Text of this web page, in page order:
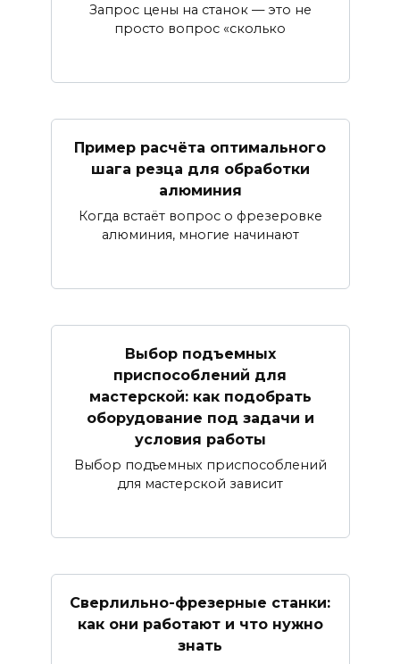
Запрос цены на станок — это не
просто вопрос «сколько
Пример расчёта оптимального
шага резца для обработки
алюминия
Когда встаёт вопрос о фрезеровке
алюминия, многие начинают
Выбор подъемных
приспособлений для
мастерской: как подобрать
оборудование под задачи и
условия работы
Выбор подъемных приспособлений
для мастерской зависит
Сверлильно-фрезерные станки:
как они работают и что нужно
знать